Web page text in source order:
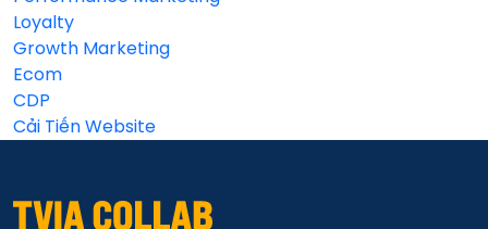
Loyalty
Growth Marketing
Ecom
CDP
Cải Tiến Website